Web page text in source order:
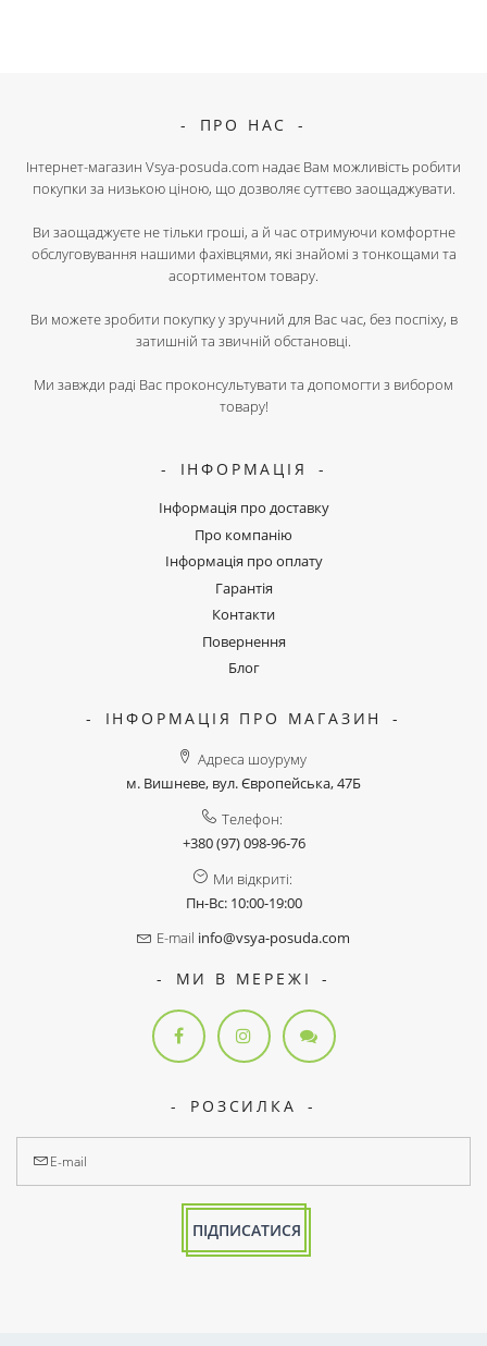
ПРО НАС
Інтернет-магазин Vsya-posuda.com надає Вам можливість робити
покупки за низькою ціною, що дозволяє суттєво заощаджувати.
Ви заощаджуєте не тільки гроші, а й час отримуючи комфортне
обслуговування нашими фахівцями, які знайомі з тонкощами та
асортиментом товару.
Ви можете зробити покупку у зручний для Вас час, без поспіху, в
затишній та звичній обстановці.
Ми завжди раді Вас проконсультувати та допомогти з вибором
товару!
ІНФОРМАЦІЯ
Інформація про доставку
Про компанію
Інформація про оплату
Гарантія
Контакти
Повернення
Блог
ІНФОРМАЦІЯ ПРО МАГАЗИН
Адреса шоуруму
м. Вишневе, вул. Європейська, 47Б
Телефон:
+380 (97) 098-96-76
Ми відкриті:
Пн-Вс: 10:00-19:00
E-mail info@vsya-posuda.com
МИ В МЕРЕЖІ
РОЗСИЛКА
ПІДПИСАТИСЯ